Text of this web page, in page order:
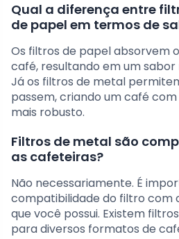
Qual a diferença entre
de papel em termos de
Os filtros de papel absorvem
café, resultando em um sabor
Já os filtros de metal
passem, criando um café
mais robusto.
Filtros de metal são
as cafeteiras?
Não necessariamente. É
compatibilidade do filtro com
que você possui. Existem
para diversos formatos de